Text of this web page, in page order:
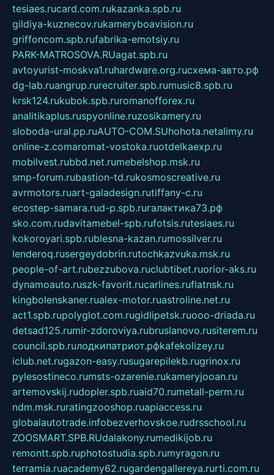
tesiaes.rucard.com.rukazanka.spb.ru
gildiya-kuznecov.rukameryboavision.ru
griffoncom.spb.rufabrika-emotsiy.ru
PARK-MATROSOVA.RUagat.spb.ru
avtoyurist-moskva1.ruhardware.org.ruсхема-авто.рф
dg-lab.ruangrup.rurecruiter.spb.rumusic8.spb.ru
krsk124.rukubok.spb.ruromanofforex.ru
analitikaplus.ruspyonline.ruzosikamery.ru
sloboda-ural.pp.ruAUTO-COM.SUhohota.netalimy.ru
online-z.comaromat-vostoka.ruotdelkaexp.ru
mobilvest.rubbd.net.rumebelshop.msk.ru
smp-forum.rubastion-td.rukosmoscreative.ru
avrmotors.ruart-galadesign.rutiffany-c.ru
ecostep-samara.rud-p.spb.ruгалактика73.рф
sko.com.rudavitamebel-spb.rufotsis.rutesiaes.ru
kokoroyari.spb.rublesna-kazan.rumossilver.ru
lenderoq.rusergeydobrin.rutochkazvuka.msk.ru
people-of-art.rubezzubova.ruclubtibet.ruorior-aks.ru
dynamoauto.ruszk-favorit.rucarlines.ruflatnsk.ru
kingbolenskaner.rualex-motor.ruastroline.net.ru
act1.spb.rupolyglot.com.rugidlipetsk.ruooo-driada.ru
detsad125.rumir-zdoroviya.rubruslanovo.rusiterem.ru
council.spb.ruлодкипатриот.рфkafekolizey.ru
iclub.net.rugazon-easy.rusugarepilekb.rugrinox.ru
pylesostineco.rumsts-ozarenie.rukameryjooan.ru
artemovskij.rudopler.spb.ruaid70.rumetall-perm.ru
ndm.msk.ruratingzooshop.ruapiaccess.ru
globalautotrade.infobezverhovskoe.rudrsschool.ru
ZOOSMART.SPB.RUdalakony.rumedikijob.ru
remontt.spb.ruphotostudia.spb.rumyragon.ru
terramia.ruacademy62.rugardengallereya.rurti.com.ru